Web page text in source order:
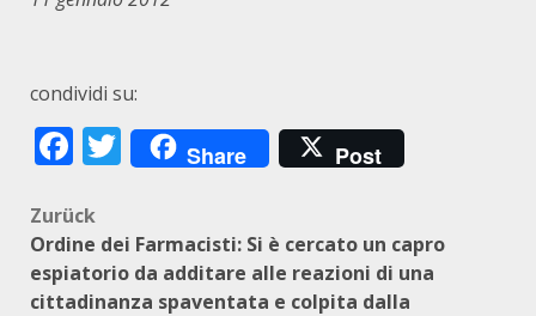
condividi su:
Facebook
Twitter
Share Post
Beitragsnavigation
Zurück
Ordine dei Farmacisti: Si è cercato un capro
espiatorio da additare alle reazioni di una
cittadinanza spaventata e colpita dalla